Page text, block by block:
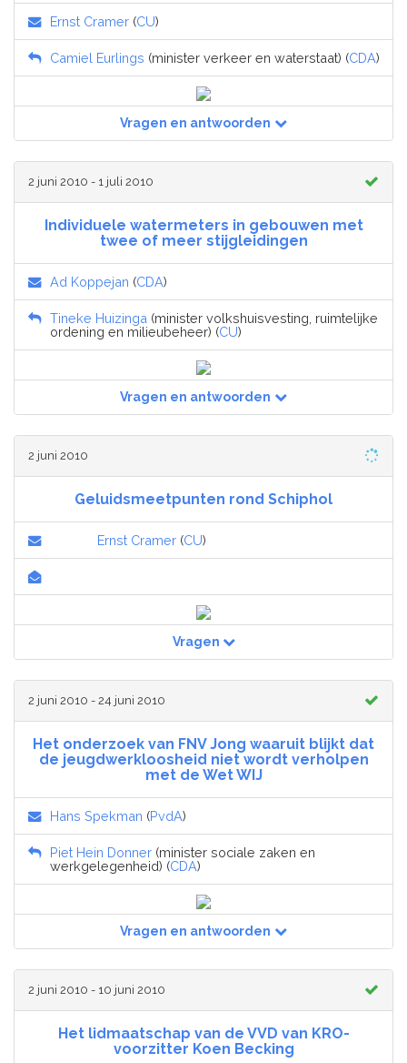
Ernst Cramer (CU)
Camiel Eurlings (minister verkeer en waterstaat) (CDA)
Vragen en antwoorden
2 juni 2010 - 1 juli 2010
Individuele watermeters in gebouwen met
twee of meer stijgleidingen
Ad Koppejan (CDA)
Tineke Huizinga (minister volkshuisvesting, ruimtelijke
ordening en milieubeheer) (CU)
Vragen en antwoorden
2 juni 2010
Geluidsmeetpunten rond Schiphol
Ernst Cramer (CU)
Vragen
2 juni 2010 - 24 juni 2010
Het onderzoek van FNV Jong waaruit blijkt dat
de jeugdwerkloosheid niet wordt verholpen
met de Wet WIJ
Hans Spekman (PvdA)
Piet Hein Donner (minister sociale zaken en
werkgelegenheid) (CDA)
Vragen en antwoorden
2 juni 2010 - 10 juni 2010
Het lidmaatschap van de VVD van KRO-
voorzitter Koen Becking